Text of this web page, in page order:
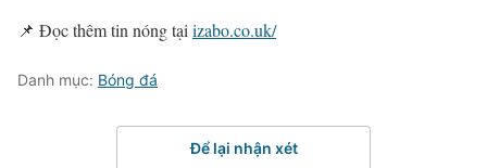
📌 Đọc thêm tin nóng tại izabo.co.uk/
Danh mục: Bóng đá
Để lại nhận xét